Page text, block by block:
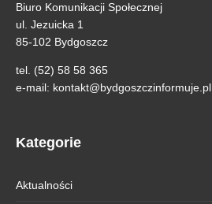
Biuro Komunikacji Społecznej
ul. Jezuicka 1
85-102 Bydgoszcz
tel. (52) 58 58 365
e-mail: kontakt@bydgoszczinformuje.pl
Kategorie
Aktualności